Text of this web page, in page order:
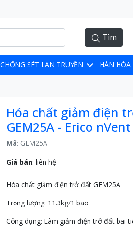
Tìm
CHỐNG SÉT LAN TRUYỀN HÀN HÓA
Hóa chất giảm điện
GEM25A - Erico nVent
Mã: GEM25A
Giá bán: liên hệ
Hóa chất giảm điện trở đất GEM25A
Trọng lượng: 11.3kg/1 bao
Công dụng: Làm giảm điện trở đất bãi